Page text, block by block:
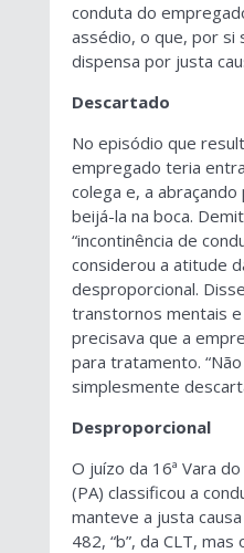
conduta do
assédio, o que, por si
dispensa por justa
Descartado
No episódio que
empregado teria
colega e, a
beijá-la na boca.
“incontinência de
considerou a atitude
desproporcional.
transtornos mentais
precisava que a
para tratamento.
simplesmente
Desproporcional
O juízo da 16ª Vara
(PA) classificou a
manteve a justa
482, “b”, da CLT,